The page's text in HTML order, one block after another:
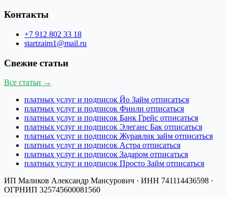
Контакты
+7 912 802 33 18
startzaim1@mail.ru
Свежие статьи
Все статьи →
платных услуг и подписок Йо Займ отписаться
платных услуг и подписок Финли отписаться
платных услуг и подписок Банк Грейс отписаться
платных услуг и подписок Элеганс Бак отписаться
платных услуг и подписок Журавлик займ отписаться
платных услуг и подписок Астра отписаться
платных услуг и подписок Задаром отписаться
платных услуг и подписок Просто Займ отписаться
ИП Маликов Александр Мансурович · ИНН 741114436598 ·
ОГРНИП 325745600081560